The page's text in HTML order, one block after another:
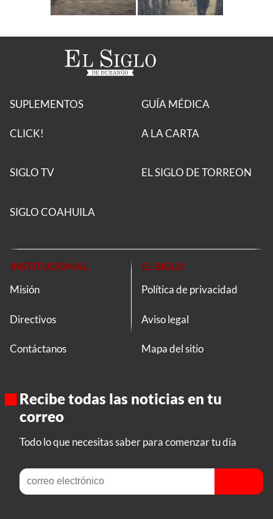
SUPLEMENTOS
CLICK!
GUÍA MÉDICA
A LA CARTA
SIGLO TV EL SIGLO DE TORREON
SIGLO COAHUILA
INSTITUCIONAL
Misión
Directivos
Contáctanos
EL SIGLO
Política de privacidad
Aviso legal
Mapa del sitio
Recibe todas las noticias en tu
correo
Todo lo que necesitas saber para comenzar tu día